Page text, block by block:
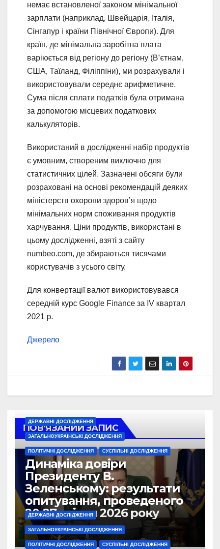
немає встановленої законом мінімальної
зарплати (наприклад, Швейцарія, Італія,
Сінгапур і країни Північної Європи). Для
країн, де мінімальна заробітна плата
варіюється від регіону до регіону (В’єтнам,
США, Таїланд, Філіппіни), ми розрахували і
використовували середнє арифметичне.
Сума після сплати податків була отримана
за допомогою місцевих податкових
калькуляторів.
Використаний в дослідженні набір продуктів
є умовним, створеним виключно для
статистичних цілей. Зазначені обсяги були
розраховані на основі рекомендацій деяких
міністерств охорони здоров’я щодо
мінімальних норм споживання продуктів
харчування. Ціни продуктів, використані в
цьому дослідженні, взяті з сайту
numbeo.com, де збираються тисячами
користувачів з усього світу.
Для конвертації валют використовувався
середній курс Google Finance за IV квартал
2021 р.
Джерело
ПОВ’ЯЗАНИЙ ЗАПИС
ДЕРЖАВНІ ДОСЛІДЖЕННЯ
ЗАГАЛЬНОУКРАЇНСЬКІ ДОСЛІДЖЕННЯ
ПОЛІТИЧНІ ДОСЛІДЖЕННЯ СУСПІЛЬНІ ДОСЛІДЖЕННЯ
Динаміка довіри
Президенту В.
Зеленському: результати
опитування, проведеного
20-27 квітня 2026 року
J ТРА, 2026
ДЕРЖАВНІ ДОСЛІДЖЕННЯ
ЗАГАЛЬНОУКРАЇНСЬКІ ДОСЛІДЖЕННЯ
ПОЛІТИЧНІ ДОСЛІДЖЕННЯ СУСПІЛЬНІ ДОСЛІДЖЕННЯ